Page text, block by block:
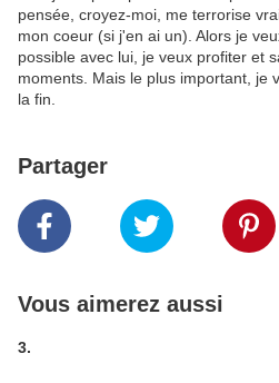
pensée, croyez-moi, me terrorise
mon coeur (si j'en ai un). Alors je
possible avec lui, je veux profiter et
moments. Mais le plus important, je
la fin.
Partager
Vous aimerez aussi
3.